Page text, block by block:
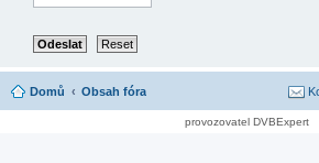
Domů Obsah fóra
provozovatel DVBExpert